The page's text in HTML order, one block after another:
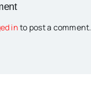
into post a comment.